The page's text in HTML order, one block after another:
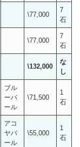
\77,000
7
石
\77,000
7
石
\132,000
な
し
ブル
ーパ
ール
\71,500
1
石
アコ
ヤパ
ール
\55,000
1
石